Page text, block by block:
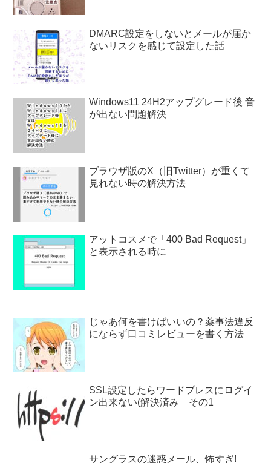
DMARC設定をしないとメールが届か
ないリスクを感じて設定した話
Windows11 24H2アップグレード後 音
が出ない問題解決
ブラウザ版のX（旧Twitter）が重くて
見れない時の解決方法
アットコスメで「400 Bad Request」
と表示される時に
じゃあ何を書けばいいの？薬事法違反
にならず口コミレビューを書く方法
SSL設定したらワードプレスにログイ
ン出来ない(解決済み その1
サングラスの迷惑メール、怖すぎ!